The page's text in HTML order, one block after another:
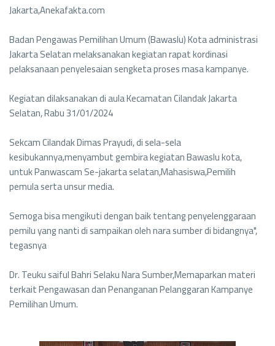
Jakarta,Anekafakta.com
Badan Pengawas Pemilihan Umum (Bawaslu) Kota administrasi
Jakarta Selatan melaksanakan kegiatan rapat kordinasi
pelaksanaan penyelesaian sengketa proses masa kampanye.
Kegiatan dilaksanakan di aula Kecamatan Cilandak Jakarta
Selatan, Rabu 31/01/2024
Sekcam Cilandak Dimas Prayudi, di sela-sela
kesibukannya,menyambut gembira kegiatan Bawaslu kota,
untuk Panwascam Se-jakarta selatan,Mahasiswa,Pemilih
pemula serta unsur media.
Semoga bisa mengikuti dengan baik tentang penyelenggaraan
pemilu yang nanti di sampaikan oleh nara sumber di bidangnya",
tegasnya
Dr. Teuku saiful Bahri Selaku Nara Sumber,Memaparkan materi
terkait Pengawasan dan Penanganan Pelanggaran Kampanye
Pemilihan Umum.